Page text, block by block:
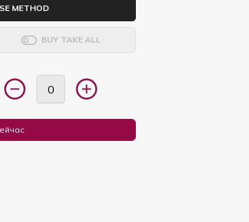
METHOD
BUY TAKE ALL